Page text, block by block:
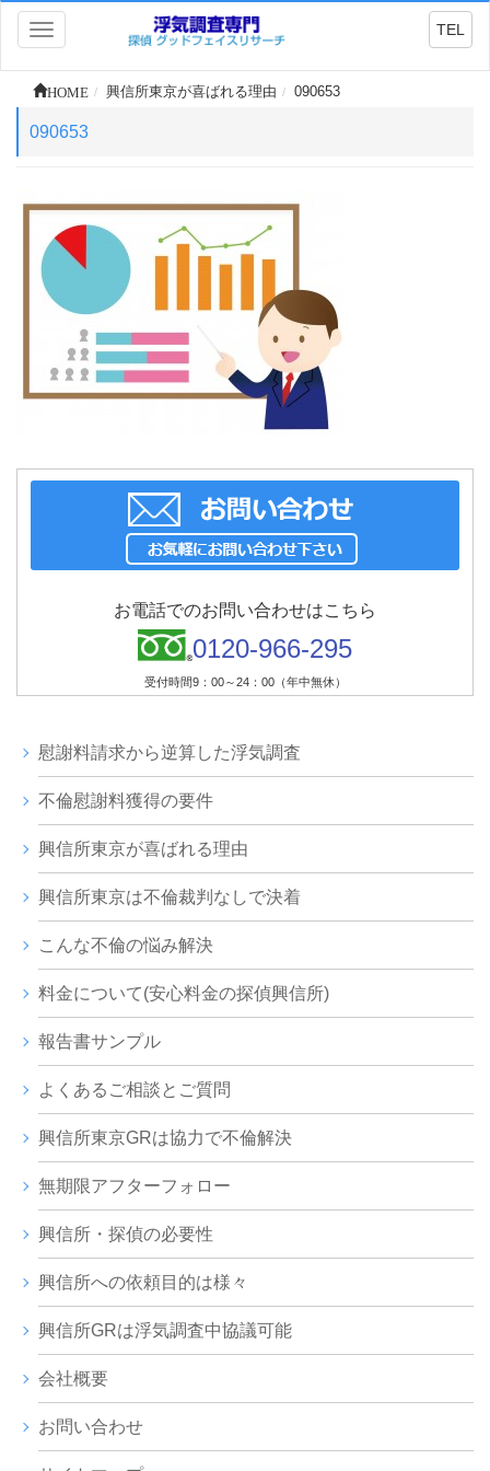
Toggle
navigation
TEL
HOME 興信所東京が喜ばれる理由 090653
090653
お電話でのお問い合わせはこちら
0120-966-295
受付時間9：00～24：00（年中無休）
慰謝料請求から逆算した浮気調査
不倫慰謝料獲得の要件
興信所東京が喜ばれる理由
興信所東京は不倫裁判なしで決着
こんな不倫の悩み解決
料金について(安心料金の探偵興信所)
報告書サンプル
よくあるご相談とご質問
興信所東京GRは協力で不倫解決
無期限アフターフォロー
興信所・探偵の必要性
興信所への依頼目的は様々
興信所GRは浮気調査中協議可能
会社概要
お問い合わせ